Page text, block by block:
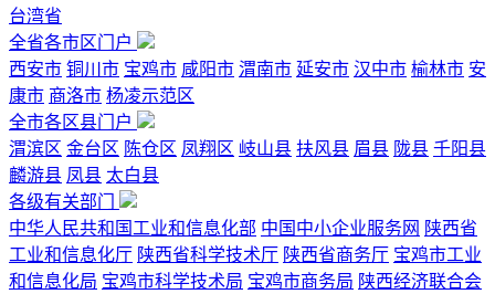
台湾省
全省各市区门户
西安市 铜川市 宝鸡市 咸阳市 渭南市 延安市 汉中市 榆林市 安
康市 商洛市 杨凌示范区
全市各区县门户
渭滨区 金台区 陈仓区 凤翔区 岐山县 扶风县 眉县 陇县 千阳县
麟游县 凤县 太白县
各级有关部门
中华人民共和国工业和信息化部 中国中小企业服务网 陕西省
工业和信息化厅 陕西省科学技术厅 陕西省商务厅 宝鸡市工业
和信息化局 宝鸡市科学技术局 宝鸡市商务局 陕西经济联合会